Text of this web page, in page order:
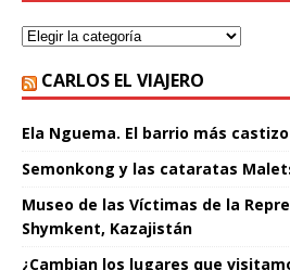
CARLOS EL VIAJERO
Ela Nguema. El barrio más
Semonkong y las cataratas
Museo de las Víctimas de la
Shymkent, Kazajistán
¿Cambian los lugares que